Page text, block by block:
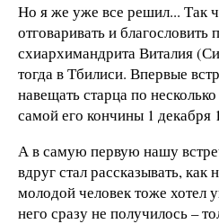
Но я же уже все решил... Так
отговаривать и благословить
схиархимандрита Виталия
тогда в Тбилиси. Впервые
навещать старца по
самой его кончины 1 декабря
А в самую первую нашу
вдруг стал рассказывать,
молодой человек тоже хотел
него сразу не получилось –